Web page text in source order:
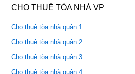
CHO THUÊ TÒA NHÀ VP
Cho thuê tòa nhà quận 1
Cho thuê tòa nhà quận 2
Cho thuê tòa nhà quận 3
Cho thuê tòa nhà quận 4